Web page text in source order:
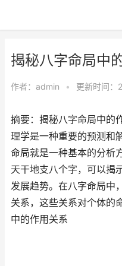
揭秘八字命局中
作者： admin • 更新时间：
摘要：揭秘八字命局中的
理学是一种重要的预测和
命局就是一种基本的分析
天干地支八个字，可以揭
发展趋势。在八字命局中
关系，这些关系对个体的
中的作用关系